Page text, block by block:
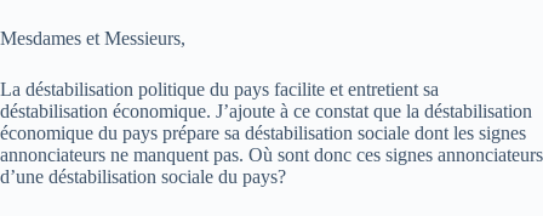
Mesdames et Messieurs,
La déstabilisation politique du pays facilite et entretient sa
déstabilisation économique. J’ajoute à ce constat que la déstabilisation
économique du pays prépare sa déstabilisation sociale dont les signes
annonciateurs ne manquent pas. Où sont donc ces signes annonciateurs
d’une déstabilisation sociale du pays?